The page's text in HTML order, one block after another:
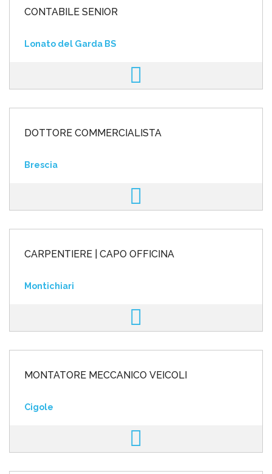
CONTABILE SENIOR
Lonato del Garda BS
DOTTORE COMMERCIALISTA
Brescia
CARPENTIERE | CAPO OFFICINA
Montichiari
MONTATORE MECCANICO VEICOLI
Cigole